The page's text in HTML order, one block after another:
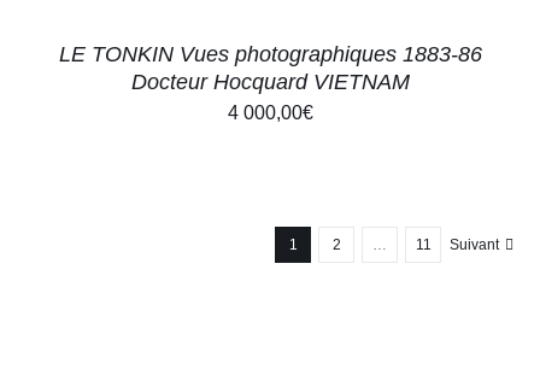
LE TONKIN Vues photographiques 1883-86
Docteur Hocquard VIETNAM
4 000,00€
1 2 … 11 Suivant